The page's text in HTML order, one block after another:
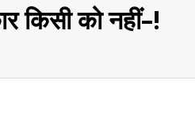
किसी को नहीं–!